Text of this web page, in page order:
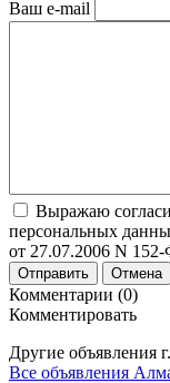
Ваш e-mail
Выражаю
персональных
от 27.07.2006 N
Отправить Отмена
Комментарии (0)
Комментировать
Другие объявления г.
Все объявления